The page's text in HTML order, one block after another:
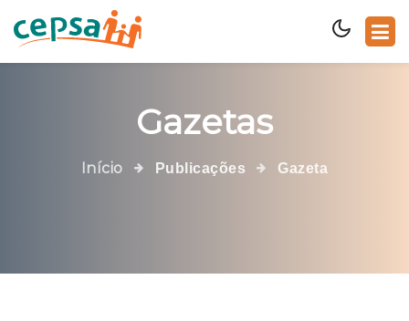
Gazetas
Início Publicações Gazeta